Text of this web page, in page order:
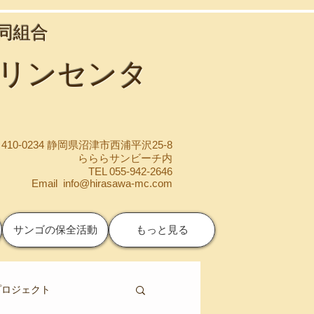
組合
ンセンタ
0234 静岡県沼津市西浦平沢25-8
らららサンビーチ内
TEL 055-942-2646
Email info@hirasawa-mc.com
サンゴの保全活動 もっと見る
ジェクト